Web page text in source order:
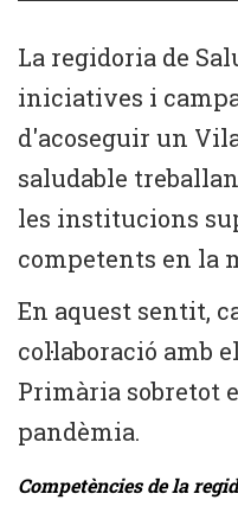
La regidoria de
iniciatives i
d'acoseguir un
saludable
les institucions
competents en la
En aquest sentit,
col·laboració amb
Primària sobretot
pandèmia.
Competències de la